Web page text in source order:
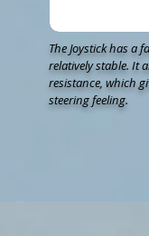
The Joystick has a
relatively stable. It
resistance, which
steering feeling.